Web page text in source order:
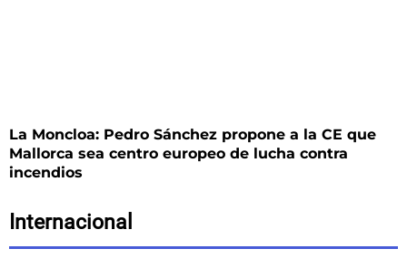
La Moncloa: Pedro Sánchez propone a la CE que
Mallorca sea centro europeo de lucha contra
incendios
Internacional